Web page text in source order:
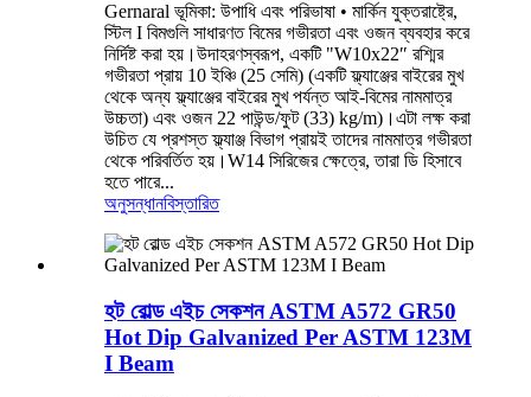
Gernaral ভূমিকা: উপাধি এবং পরিভাষা • মার্কিন যুক্তরাষ্ট্রে,
স্টিল I বিমগুলি সাধারণত বিমের গভীরতা এবং ওজন ব্যবহার করে
নির্দিষ্ট করা হয়।উদাহরণস্বরূপ, একটি "W10x22″ রশ্মির
গভীরতা প্রায় 10 ইঞ্চি (25 সেমি) (একটি ফ্ল্যাঞ্জের বাইরের মুখ
থেকে অন্য ফ্ল্যাঞ্জের বাইরের মুখ পর্যন্ত আই-বিমের নামমাত্র
উচ্চতা) এবং ওজন 22 পাউন্ড/ফুট (33) kg/m)।এটা লক্ষ করা
উচিত যে প্রশস্ত ফ্ল্যাঞ্জ বিভাগ প্রায়ই তাদের নামমাত্র গভীরতা
থেকে পরিবর্তিত হয়।W14 সিরিজের ক্ষেত্রে, তারা ডি হিসাবে
হতে পারে...
অনুসন্ধানবিস্তারিত
হট রোল্ড এইচ সেকশন ASTM A572 GR50
Hot Dip Galvanized Per ASTM 123M
I Beam